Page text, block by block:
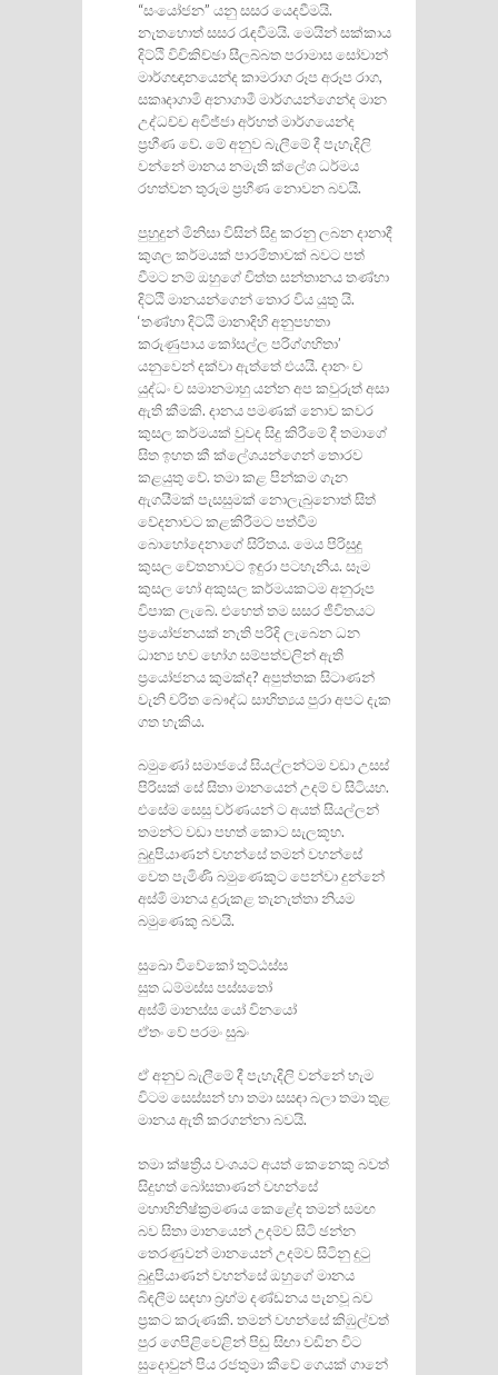
“සංයෝජන” යනු සසර යෙදවීමයි.
නැතහොත් සසර රැඳවීමයි. මෙයින් සක්කාය
දිට්ඨි විචිකිච්ඡා සීලබ්බත පරාමාස සෝවාන්
මාර්ගඥානයෙන්ද කාමරාග රූප අරූප රාග,
සකෘදාගාමි අනාගාමී මාර්ගයන්ගෙන්ද මාන
උද්ධච්ච අවිජ්ජා අර්හත් මාර්ගයෙන්ද
ප්‍රහීණ වේ. මේ අනුව බැලීමේ දී පැහැදිලි
වන්නේ මානය නමැති ක්ලේශ ධර්මය
රහත්වන තුරුම ප්‍රහීණ නොවන බවයි.
පුහුදුන් මිනිසා විසින් සිදු කරනු ලබන දානාදී
කුශල කර්මයක් පාරමිතාවක් බවට පත්
වීමට නම් ඔහුගේ චිත්ත සන්තානය තණ්හා
දිට්ඨි මානයන්ගෙන් තොර විය යුතු යි.
‘තණ්හා දිට්ඨි මානාදිහි අනුපහතා
කරුණුපාය කෝසල්ල පරිග්ගහිතා’
යනුවෙන් දක්වා ඇත්තේ එයයි. දානං ච
යුද්ධං ච සමානමාහු යන්න අප කවුරුත් අසා
ඇති කීමකි. දානය පමණක් නොව කවර
කුසල කර්මයක් වුවද සිදු කිරීමේ දී තමාගේ
සිත ඉහත කී ක්ලේශයන්ගෙන් තොරව
කළයුතු වේ. තමා කළ පින්කම ගැන
ඇගයීමක් පැසසුමක් නොලැබුනොත් සිත්
වේදනාවට කළකිරීමට පත්වීම
බොහෝදෙනාගේ සිරිතය. මෙය පිරිසුදු
කුසල චේතනාවට ඉඳුරා පටහැනිය. සෑම
කුසල හෝ අකුසල කර්මයකටම අනුරූප
විපාක ලැබේ. එහෙත් තම සසර ජීවිතයට
ප්‍රයෝජනයක් නැති පරිදි ලැබෙන ධන
ධාන්‍ය භව භෝග සම්පත්වලින් ඇති
ප්‍රයෝජනය කුමක්ද? අපුත්තක සිටාණන්
වැනි චරිත බෞද්ධ සාහිත්‍යය පුරා අපට දැක
ගත හැකිය.
බමුණෝ සමාජයේ සියල්ලන්ටම වඩා උසස්
පිරිසක් සේ සිතා මානයෙන් උදම් ව සිටියහ.
එසේම සෙසු වර්ණයන් ට අයත් සියල්ලන්
තමන්ට වඩා පහත් කොට සැලකූහ.
බුදුපියාණන් වහන්සේ තමන් වහන්සේ
වෙත පැමිණි බමුණෙකුට පෙන්වා දුන්නේ
අස්මි මානය දුරුකළ තැනැත්තා නියම
බමුණෙකු බවයි.
සුඛො විවේකෝ තුට්ඨස්ස
සුත ධම්මස්ස පස්සතෝ
අස්මි මානස්ස යෝ විනයෝ
ඒතං වේ පරමං සුඛං
ඒ අනුව බැලීමේ දී පැහැදිලි වන්නේ හැම
විටම සෙස්සන් හා තමා සසඳා බලා තමා තුළ
මානය ඇති කරගන්නා බවයි.
තමා ක්ෂත්‍රිය වංශයට අයත් කෙනෙකු බවත්
සිදුහත් බෝසතාණන් වහන්සේ
මහාභිනිෂ්ක්‍රමණය කෙළේද තමන් සමඟ
බව සිතා මානයෙන් උදම්ව සිටි ඡන්න
තෙරණුවන් මානයෙන් උදම්ව සිටිනු දුටු
බුදුපියාණන් වහන්සේ ඔහුගේ මානය
බිඳලීම සඳහා බ්‍රහ්ම දණ්ඩනය පැනවූ බව
ප්‍රකට කරුණකි. තමන් වහන්සේ කිඹුල්වත්
පුර ගෙපිළිවෙළින් පිඬු සිඟා වඩින විට
සුදොවුන් පිය රජතුමා කීවේ ගෙයක් ගානේ